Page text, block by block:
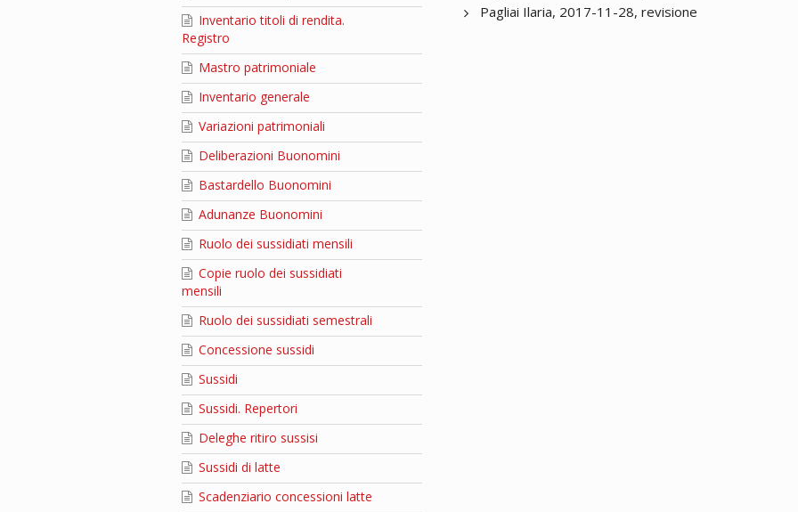
Inventario titoli di rendita.
Registro
Mastro patrimoniale
Inventario generale
Variazioni patrimoniali
Deliberazioni Buonomini
Bastardello Buonomini
Adunanze Buonomini
Ruolo dei sussidiati mensili
Copie ruolo dei sussidiati
mensili
Ruolo dei sussidiati semestrali
Concessione sussidi
Sussidi
Sussidi. Repertori
Deleghe ritiro sussisi
Sussidi di latte
Scadenziario concessioni latte
Pagliai Ilaria, 2017-11-28, revisione